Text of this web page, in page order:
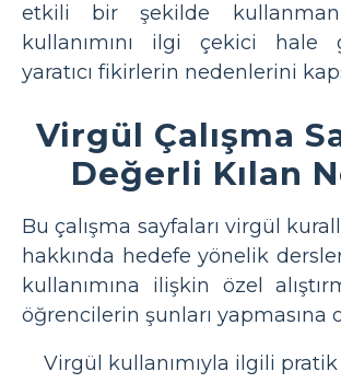
etkili bir şekilde
kullanımını ilgi çekici hale
yaratıcı fikirlerin nedenlerini
Virgül Çalışma
Değerli Kılan
Bu çalışma sayfaları virgül
hakkında hedefe yönelik
kullanımına ilişkin özel
öğrencilerin şunları yapmasına
Virgül kullanımıyla ilgili pratik